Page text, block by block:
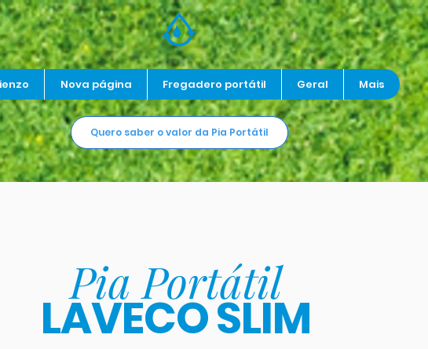
Nova página Fregadero portátil Geral Mais
Quero saber o valor da Pia Portátil
Pia Portátil
LAVECO SLIM